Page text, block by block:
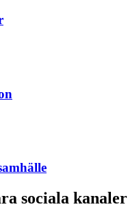
sociala kanaler